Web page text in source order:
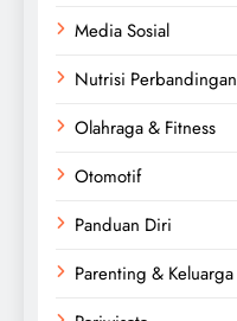
Media Sosial
Nutrisi Perbandingan
Olahraga & Fitness
Otomotif
Panduan Diri
Parenting & Keluarga